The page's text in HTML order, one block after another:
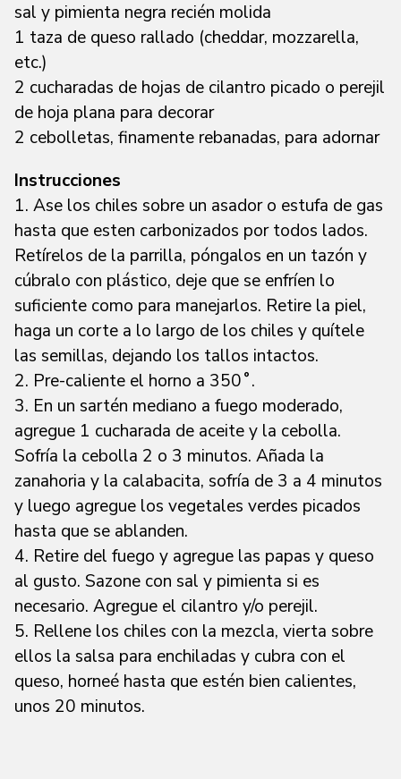
sal y pimienta negra recién molida
1 taza de queso rallado (cheddar, mozzarella,
etc.)
2 cucharadas de hojas de cilantro picado o perejil
de hoja plana para decorar
2 cebolletas, finamente rebanadas, para adornar
Instrucciones
1. Ase los chiles sobre un asador o estufa de gas
hasta que esten carbonizados por todos lados.
Retírelos de la parrilla, póngalos en un tazón y
cúbralo con plástico, deje que se enfríen lo
suficiente como para manejarlos. Retire la piel,
haga un corte a lo largo de los chiles y quítele
las semillas, dejando los tallos intactos.
2. Pre-caliente el horno a 350˚.
3. En un sartén mediano a fuego moderado,
agregue 1 cucharada de aceite y la cebolla.
Sofría la cebolla 2 o 3 minutos. Añada la
zanahoria y la calabacita, sofría de 3 a 4 minutos
y luego agregue los vegetales verdes picados
hasta que se ablanden.
4. Retire del fuego y agregue las papas y queso
al gusto. Sazone con sal y pimienta si es
necesario. Agregue el cilantro y/o perejil.
5. Rellene los chiles con la mezcla, vierta sobre
ellos la salsa para enchiladas y cubra con el
queso, horneé hasta que estén bien calientes,
unos 20 minutos.